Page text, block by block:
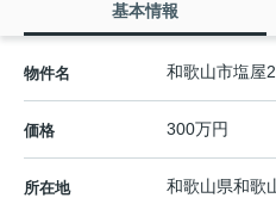
基本情報
物件名 和歌山市塩
価格 300万円
所在地 和歌山県和歌